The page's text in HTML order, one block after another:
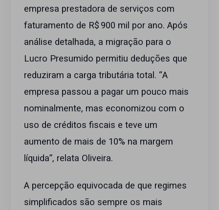
empresa prestadora de serviços com
faturamento de R$ 900 mil por ano. Após
análise detalhada, a migração para o
Lucro Presumido permitiu deduções que
reduziram a carga tributária total. “A
empresa passou a pagar um pouco mais
nominalmente, mas economizou com o
uso de créditos fiscais e teve um
aumento de mais de 10% na margem
líquida”, relata Oliveira.
A percepção equivocada de que regimes
simplificados são sempre os mais